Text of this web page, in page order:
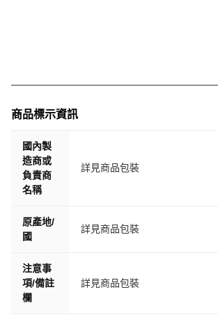
商品標示資訊
國內製
造商或
負責商
名稱
詳見商品包裝
原產地/
國
詳見商品包裝
注意事
項/備註
欄
詳見商品包裝